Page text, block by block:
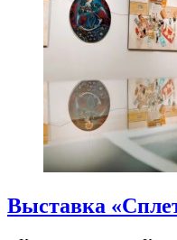
Выставка